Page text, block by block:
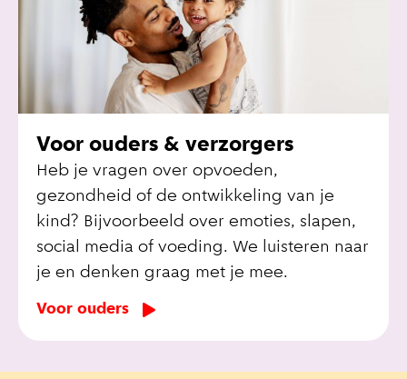
Voor ouders & verzorgers
Heb je vragen over opvoeden,
gezondheid of de ontwikkeling van je
kind? Bijvoorbeeld over emoties, slapen,
social media of voeding. We luisteren naar
je en denken graag met je mee.
Voor ouders